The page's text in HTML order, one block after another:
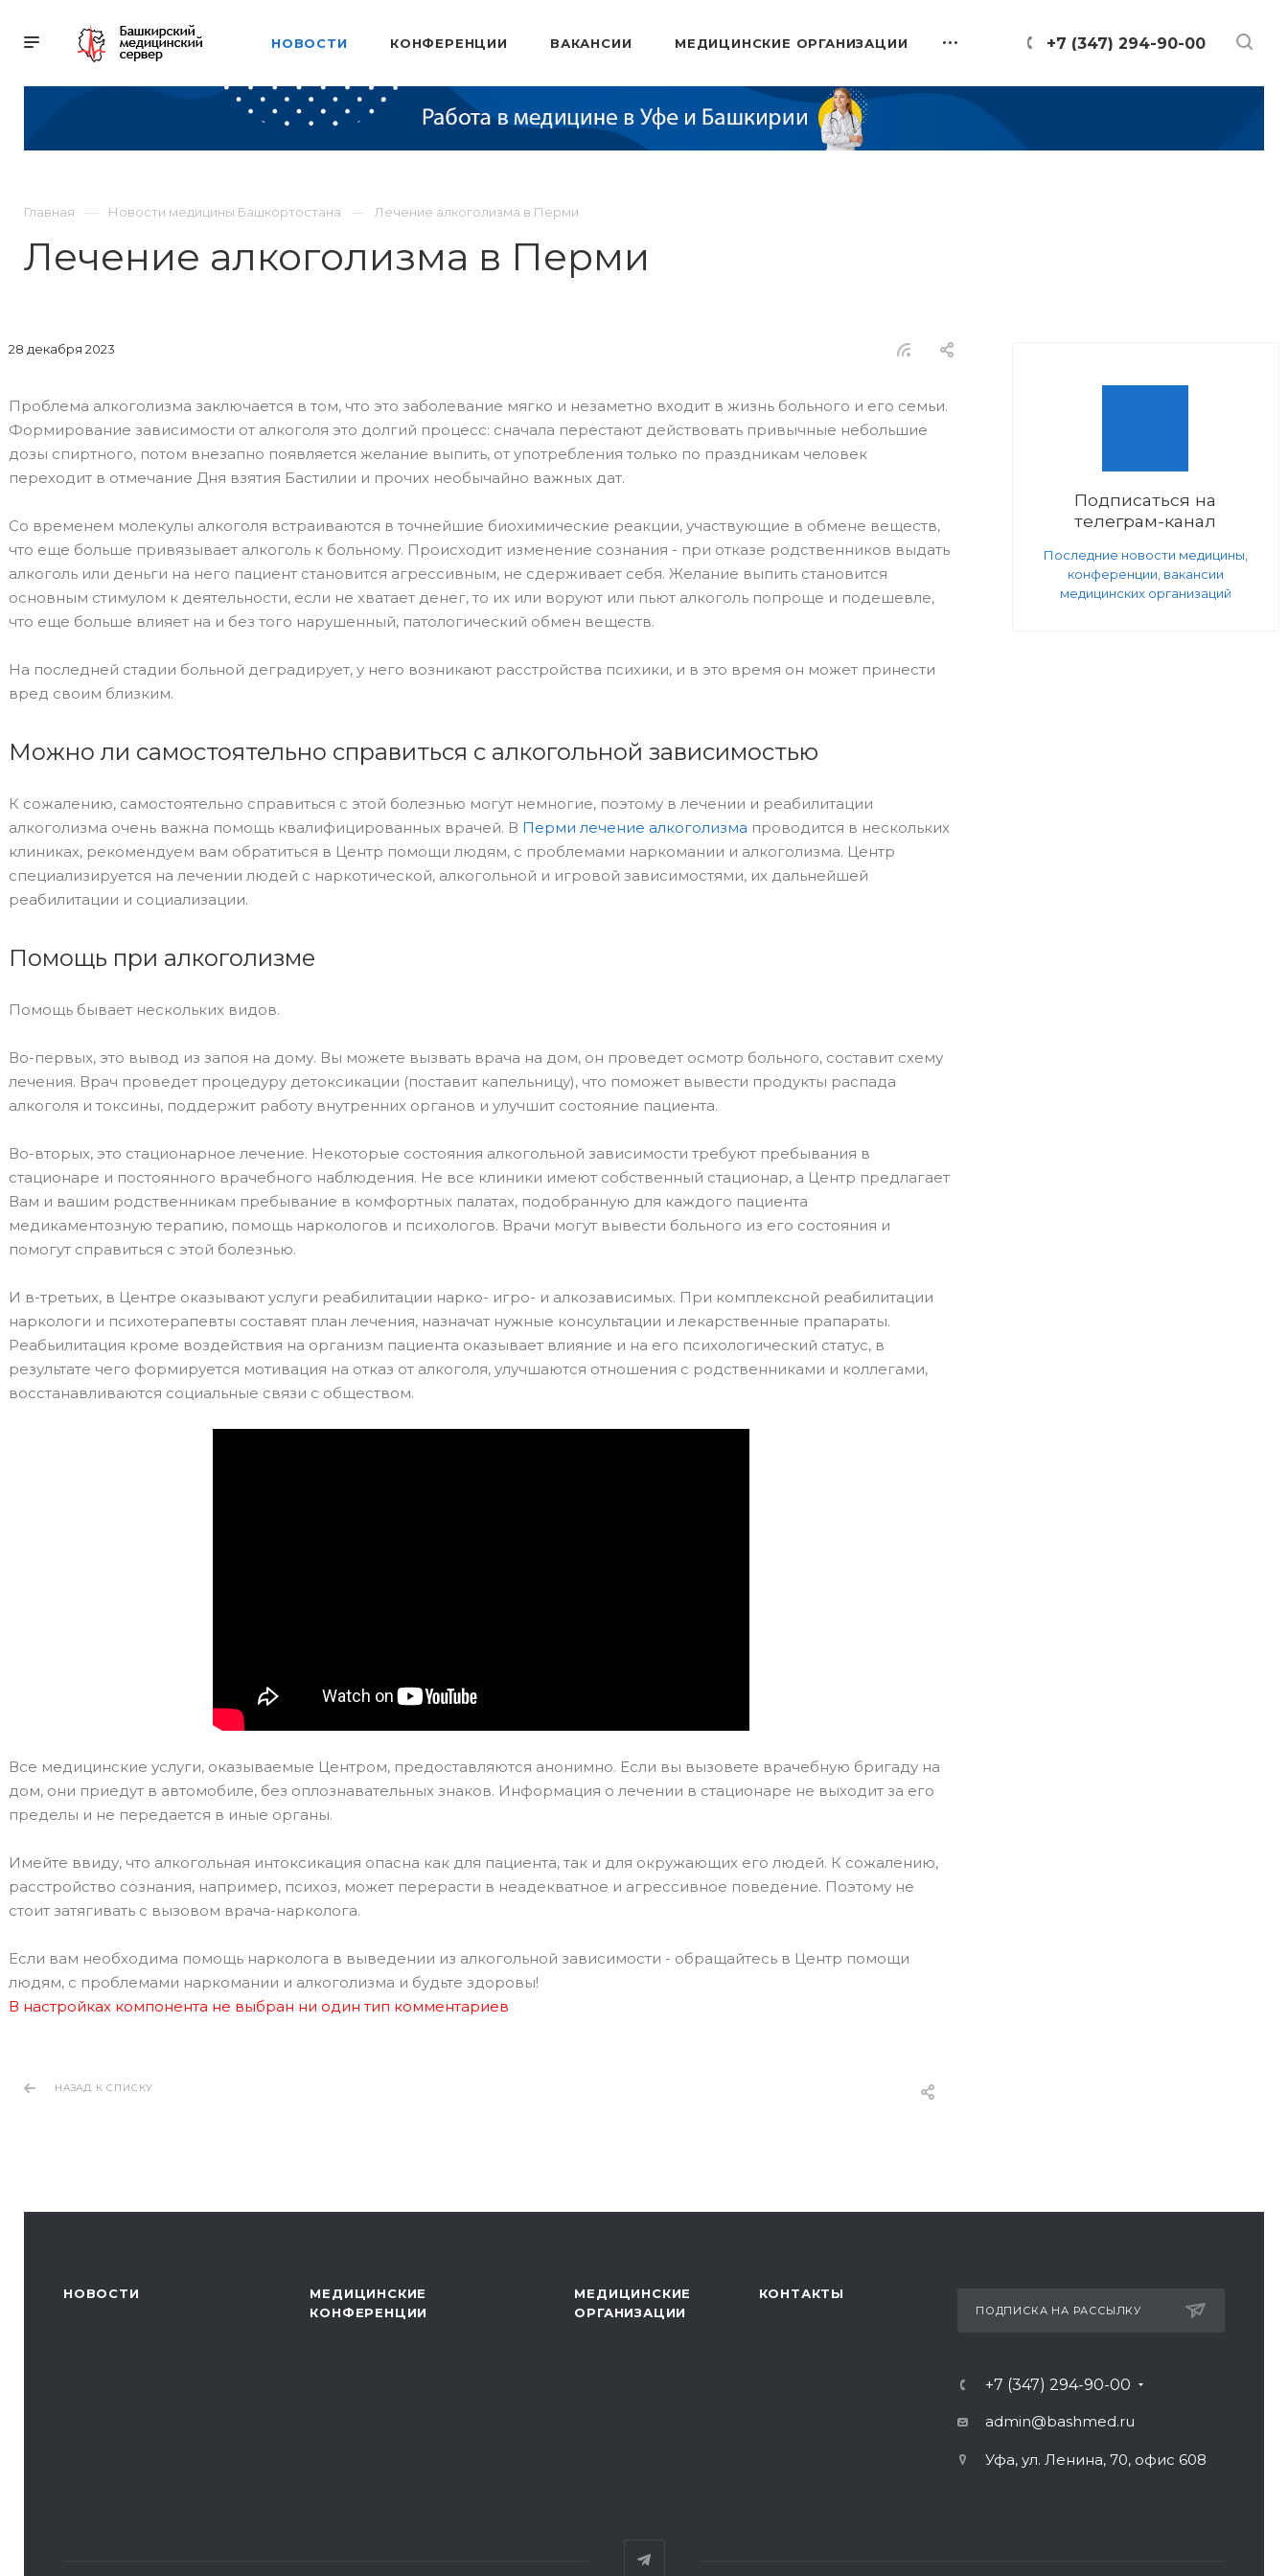
+7 (347) 294-90-00
НОВОСТИ КОНФЕРЕНЦИИ ВАКАНСИИ МЕДИЦИНСКИЕ ОРГАНИЗАЦИИ
Главная Новости медицины Башкортостана Лечение алкоголизма в Перми
Лечение алкоголизма в Перми
28 декабря 2023
Проблема алкоголизма заключается в том, что это заболевание мягко и незаметно входит в жизнь больного и его семьи.
Формирование зависимости от алкоголя это долгий процесс: сначала перестают действовать привычные небольшие
дозы спиртного, потом внезапно появляется желание выпить, от употребления только по праздникам человек
переходит в отмечание Дня взятия Бастилии и прочих необычайно важных дат.
Со временем молекулы алкоголя встраиваются в точнейшие биохимические реакции, участвующие в обмене веществ,
что еще больше привязывает алкоголь к больному. Происходит изменение сознания - при отказе родственников выдать
алкоголь или деньги на него пациент становится агрессивным, не сдерживает себя. Желание выпить становится
основным стимулом к деятельности, если не хватает денег, то их или воруют или пьют алкоголь попроще и подешевле,
что еще больше влияет на и без того нарушенный, патологический обмен веществ.
На последней стадии больной деградирует, у него возникают расстройства психики, и в это время он может принести
вред своим близким.
Можно ли самостоятельно справиться с алкогольной зависимостью
К сожалению, самостоятельно справиться с этой болезнью могут немногие, поэтому в лечении и реабилитации
алкоголизма очень важна помощь квалифицированных врачей. В Перми лечение алкоголизма проводится в нескольких
клиниках, рекомендуем вам обратиться в Центр помощи людям, с проблемами наркомании и алкоголизма. Центр
специализируется на лечении людей с наркотической, алкогольной и игровой зависимостями, их дальнейшей
реабилитации и социализации.
Помощь при алкоголизме
Помощь бывает нескольких видов.
Во-первых, это вывод из запоя на дому. Вы можете вызвать врача на дом, он проведет осмотр больного, составит схему
лечения. Врач проведет процедуру детоксикации (поставит капельницу), что поможет вывести продукты распада
алкоголя и токсины, поддержит работу внутренних органов и улучшит состояние пациента.
Во-вторых, это стационарное лечение. Некоторые состояния алкогольной зависимости требуют пребывания в
стационаре и постоянного врачебного наблюдения. Не все клиники имеют собственный стационар, а Центр предлагает
Вам и вашим родственникам пребывание в комфортных палатах, подобранную для каждого пациента
медикаментозную терапию, помощь наркологов и психологов. Врачи могут вывести больного из его состояния и
помогут справиться с этой болезнью.
И в-третьих, в Центре оказывают услуги реабилитации нарко- игро- и алкозависимых. При комплексной реабилитации
наркологи и психотерапевты составят план лечения, назначат нужные консультации и лекарственные прапараты.
Реабьилитация кроме воздействия на организм пациента оказывает влияние и на его психологический статус, в
результате чего формируется мотивация на отказ от алкоголя, улучшаются отношения с родственниками и коллегами,
восстанавливаются социальные связи с обществом.
Все медицинские услуги, оказываемые Центром, предоставляются анонимно. Если вы вызовете врачебную бригаду на
дом, они приедут в автомобиле, без оплознавательных знаков. Информация о лечении в стационаре не выходит за его
пределы и не передается в иные органы.
Имейте ввиду, что алкогольная интоксикация опасна как для пациента, так и для окружающих его людей. К сожалению,
расстройство сознания, например, психоз, может перерасти в неадекватное и агрессивное поведение. Поэтому не
стоит затягивать с вызовом врача-нарколога.
Если вам необходима помощь нарколога в выведении из алкогольной зависимости - обращайтесь в Центр помощи
людям, с проблемами наркомании и алкоголизма и будьте здоровы!
Подписаться на
телеграм-канал
Последние новости медицины,
конференции, вакансии
медицинских организаций
В настройках компонента не выбран ни один тип комментариев
НАЗАД К СПИСКУ
НОВОСТИ
МЕДИЦИНСКИЕ
КОНФЕРЕНЦИИ
МЕДИЦИНСКИЕ
ОРГАНИЗАЦИИ
КОНТАКТЫ
ПОДПИСКА НА РАССЫЛКУ
+7 (347) 294-90-00
admin@bashmed.ru
Уфа, ул. Ленина, 70, офис 608